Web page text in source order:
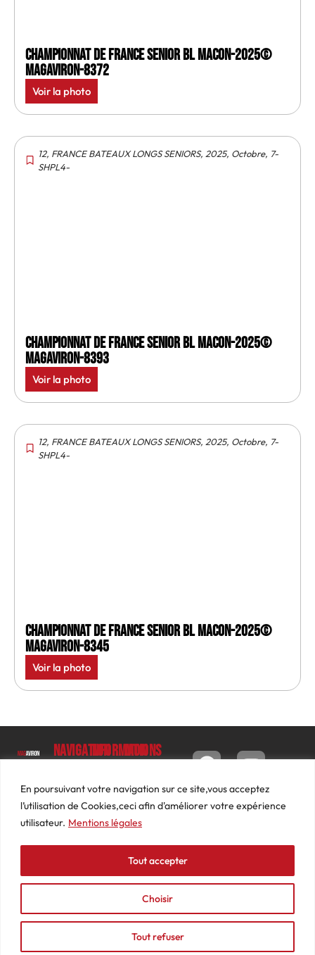
En poursuivant votre navigation sur ce site,vous acceptez
l’utilisation de Cookies,ceci afin d'améliorer votre expérience
utilisateur. Mentions légales
Choisir
Tout refuser
Tout accepter
Championnat de France senior BL Macon-2025©
MagAviron-8372
Voir la photo
12, FRANCE BATEAUX LONGS SENIORS, 2025, Octobre, 7-
SHPL4-
Championnat de France senior BL Macon-2025©
MagAviron-8393
Voir la photo
12, FRANCE BATEAUX LONGS SENIORS, 2025, Octobre, 7-
SHPL4-
Championnat de France senior BL Macon-2025©
MagAviron-8345
Voir la photo
Luc
Barbier
69640
74
87
contact@mediasaviron.fr
Navigation
Le
Magazine
Photos
Actualités
Podcasts
Informations
Conditions
générales
de ventes
Mentions
légales
Mon
Tableau
de bord
Commandes
Adresses
Détails
du
compte